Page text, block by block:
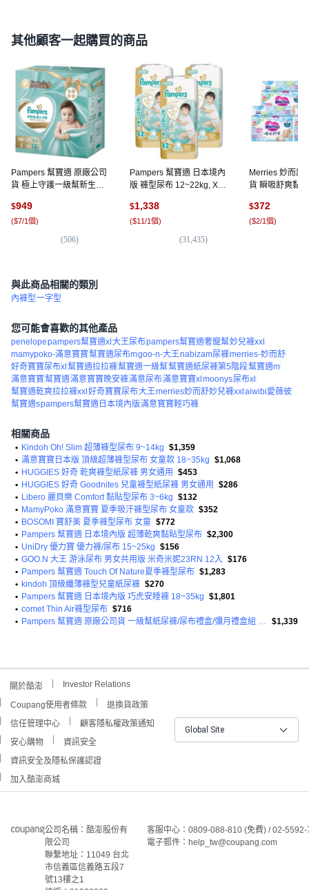
其他顧客一起購買的商品
Pampers 幫寶適 原廠公司
貨 極上守護一級幫新生禮
NB + S, 144片
$949
($7/1個)
(506)
Pampers 幫寶適 日本境內
版 褲型尿布 12~22kg, XL,
$1,338
($11/1個)
(31,435)
Merries 妙而舒
貨 瞬吸舒爽黏
$372
($2/1個)
與此商品相關的類別
內褲型一字型
您可能會喜歡的其他產品
penelopepampers幫寶適xl 大王尿布pampers幫寶適奢寵幫妙兒褲xxl
mamypoko-滿意寶寶幫寶適尿布mgoo-n-大王nabizam尿褲merries-妙而舒
好奇寶寶尿布xl 幫寶適拉拉褲幫寶適一級幫幫寶適紙尿褲第5階段幫寶適m
滿意寶寶幫寶適滿意寶寶晚安褲滿意尿布滿意寶寶xl moonys尿布xl
幫寶適乾爽拉拉褲xxl 好奇寶寶尿布大王merries妙而舒妙兒褲xxl aiwibi愛薇彼
幫寶適spampers幫寶適日本境內版滿意寶寶輕巧褲
相關商品
• Kindoh Oh! Slim 超薄褲型尿布 9~14kg $1,359
• 滿意寶寶日本版 頂級超薄褲型尿布 女童款 18~35kg $1,068
• HUGGIES 好奇 乾爽褲型紙尿褲 男女通用
$453
• HUGGIES 好奇 Goodnites 兒童褲型紙尿褲 男女通用
$286
• Libero 麗貝樂 Comfort 黏貼型尿布 3~6kg $132
• MamyPoko 滿意寶寶 夏季吸汗褲型尿布 女童款 $352
• BOSOMI 寶舒美 夏季褲型尿布 女童 $772
• Pampers 幫寶適 日本境內版 超薄乾爽黏貼型尿布 $2,300
• UniDry 優力寶 優力褲/尿布 15~25kg $156
• GOO.N 大王 游泳尿布 男女共用版 米奇米妮23RN 12入 $176
• Pampers 幫寶適 Touch Of Nature夏季褲型尿布 $1,283
• kindoh 頂級纖薄褲型兒童紙尿褲 $270
• Pampers 幫寶適 日本境內版 巧虎安睡褲 18~35kg $1,801
• comet Thin Air褲型尿布 $716
•
Pampers 幫寶適 原廠公司貨 一級幫紙尿褲/尿布禮盒/彌月禮盒組 黏貼型尿布 S(4~8kg) + M(6~11kg) $1,339
關於酷澎 Investor Relations
Coupang使用者條款
退換貨政策
信任管理中心
顧客隱私權政策通知
安心購物
資訊安全
資訊安全及隱私保護認證
加入酷澎商城
Global Site
公司名稱：酷澎股份有
限公司
聯繫地址：11049 台北
市信義區信義路五段7
號13樓之1
客服中心：0809-088-810 (免費) / 02-
電子郵件：help_tw@coupang.com